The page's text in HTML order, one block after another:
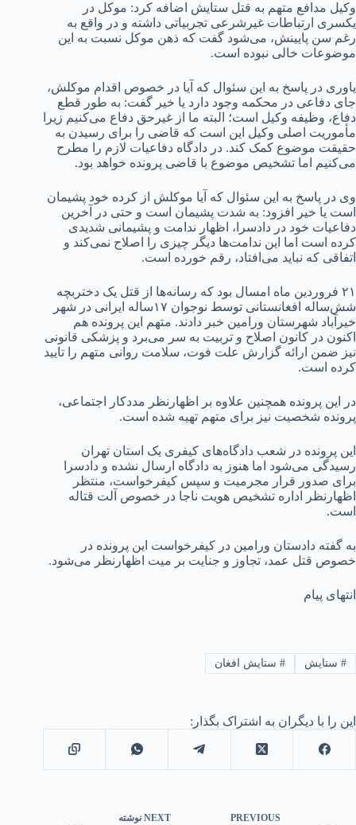
وکیل مدافع متهم به قتل ستایش اضافه کرد: موکل در
یکسری ارتباطات غیرشرعی تجربیاتی داشته و در واقع به
رغم سن پایینش، می‌شود گفت که ذهن موکل نسبت به این
موضوعات خالی نبوده است.
یاوری در پاسخ به این سئوال که آیا در خصوص اقدام موکلش،
جای دفاعی در محکمه وجود دارد یا خیر گفت: به طور قطع
دفاع، وظیفه وکیل است؛ البته ما از غیرحق دفاع می‌کنیم زیرا
مأموریت اصلی وکیل این است که قاضی را برای رسیدن به
حقیقت موضوع کمک کند. در دادگاه دفاعیات لازم را مطرح
می‌کنیم اما تشخیص موضوع با قاضی پرونده خواهد بود.
وی در پاسخ به این سئوال که آیا موکلش از کرده خود پشیمان
است یا خیر افزود: به شدت پشیمان است و حتی در آخرین
دفاعیات خود در دادسرا، اظهار ندامت و پشیمانی شدیدی
کرده است اما این ندامت‌ها دیگر چیزی را اصلاح نمی‌کند و
اتفاقی که نباید می‌افتاد، رقم خورده است.
۲۱ فروردین ماه امسال بود که رسانه‌ها از قتل یک دختربچه
شش‌ساله افغانستانی توسط نوجوان ۱۷ساله ایرانی در شهر
خیرآباد شهرستان ورامین خبر دادند. متهم این پرونده هم
اکنون در کانون اصلاح و تربیت به سر می‌برد و پزشکی قانونی
نیز ضمن ارائه گزارش علت فوت، سلامت روانی متهم را تایید
کرده است.
در این پرونده همچنین علاوه بر اظهارنظر مددکار اجتماعی،
پرونده شخصیت نیز برای متهم تهیه شده است.
این پرونده در شعب دادگاه‌های کیفری یک استان تهران
رسیدگی می‌شود اما هنوز به دادگاه ارسال نشده و دادسرا
برای صدور قرار مجرمیت و سپس کیفرخواست، منتظر
اظهارنظر اداره تشخیص هویت ناجا در خصوص آلت قتاله
است.
به گفته دادستان ورامین در کیفرخواست این پرونده در
خصوص قتل عمد، تجاوز و جنایت بر میت اظهارنظر می‌شود.
انتهای پیام
#ستایش #ستایش افغان
این را با دیگران به اشتراک بگذار:
PREVIOUS
NEXT نوشته